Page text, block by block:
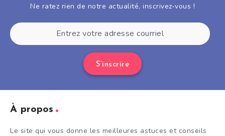
Ne ratez rien de notre actualité, inscrivez-vous !
S’inscrire
À propos
Le site qui vous donne les meilleures astuces et conseils